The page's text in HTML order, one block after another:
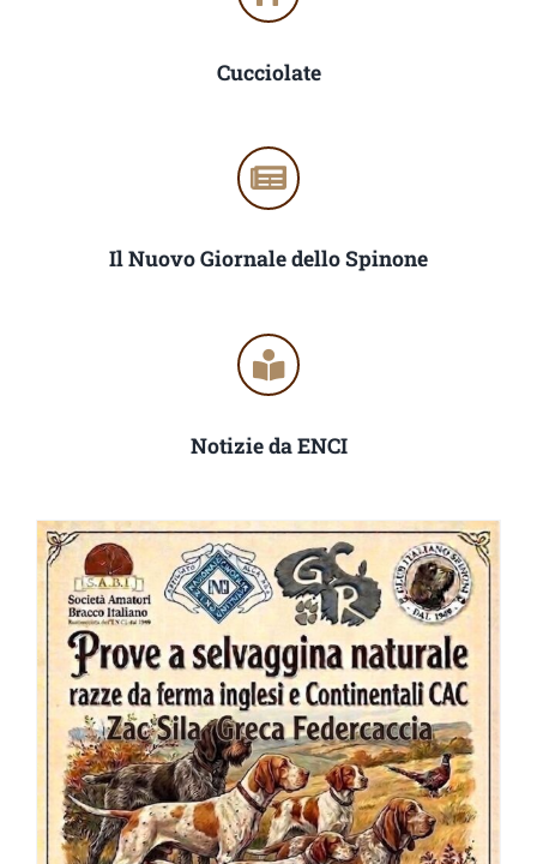
Cucciolate
Il Nuovo Giornale dello Spinone
Notizie da ENCI